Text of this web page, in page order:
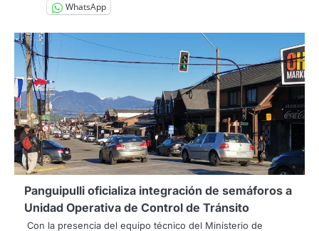
WhatsApp
Panguipulli oficializa integración de semáforos a
Unidad Operativa de Control de Tránsito
Con la presencia del equipo técnico del Ministerio de